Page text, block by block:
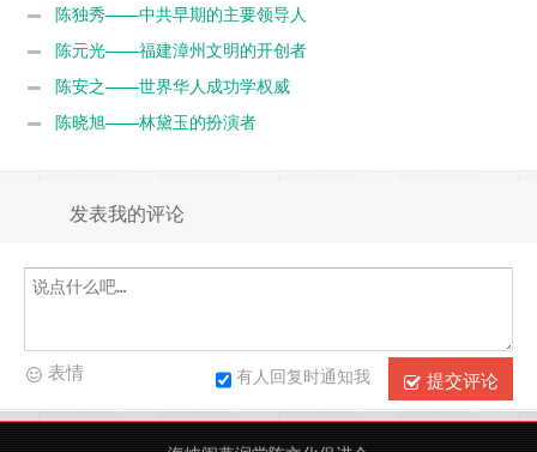
陈独秀——中共早期的主要领导人
陈元光——福建漳州文明的开创者
陈安之——世界华人成功学权威
陈晓旭——林黛玉的扮演者
发表我的评论
提交评论
有人回复时通知我
表情